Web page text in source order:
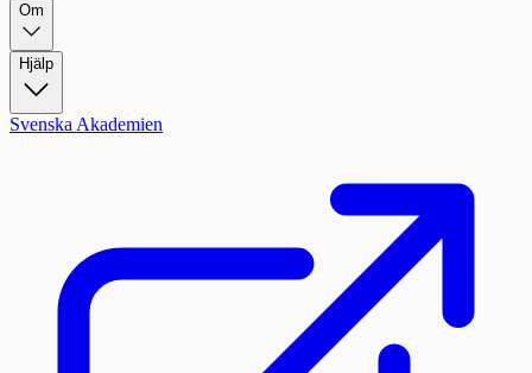
Om
Hjälp
Svenska Akademien